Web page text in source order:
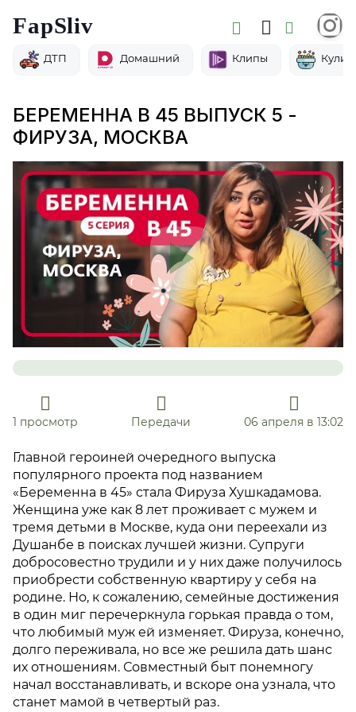
FapSliv
ДТП Домашний Клипы
БЕРЕМЕННА В 45 ВЫПУСК 5 -
ФИРУЗА, МОСКВА
1 просмотр Передачи 06 апреля в 13:02
Главной героиней очередного выпуска
популярного проекта под названием
«Беременна в 45» стала Фируза Хушкадамова.
Женщина уже как 8 лет проживает с мужем и
тремя детьми в Москве, куда они переехали из
Душанбе в поисках лучшей жизни. Супруги
добросовестно трудили и у них даже получилось
приобрести собственную квартиру у себя на
родине. Но, к сожалению, семейные достижения
в один миг перечеркнула горькая правда о том,
что любимый муж ей изменяет. Фируза, конечно,
долго переживала, но все же решила дать шанс
их отношениям. Совместный быт понемногу
начал восстанавливать, и вскоре она узнала, что
станет мамой в четвертый раз.